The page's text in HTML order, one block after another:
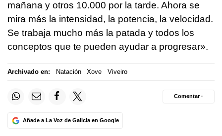
mañana y otros 10.000 por la tarde. Ahora se
mira más la intensidad, la potencia, la velocidad.
Se trabaja mucho más la patada y todos los
conceptos que te pueden ayudar a progresar».
Archivado en: Natación Xove Viveiro
Añade a La Voz de Galicia en Google
Comentar ·